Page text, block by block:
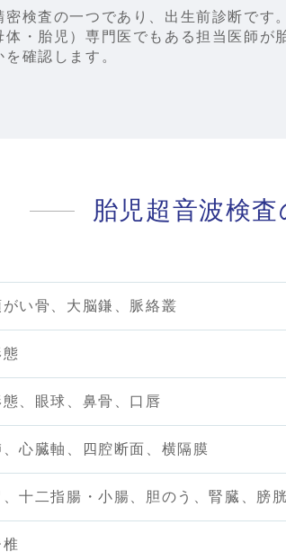
密検査の一つであり、出生前診断です
・胎児）専門医でもある担当医師が
確認します。
胎児超音波検査
がい骨、大脳鎌、脈絡叢
態
態、眼球、鼻骨、口唇
、心臓軸、四腔断面、横隔膜
、十二指腸・小腸、胆のう、腎臓、膀
椎